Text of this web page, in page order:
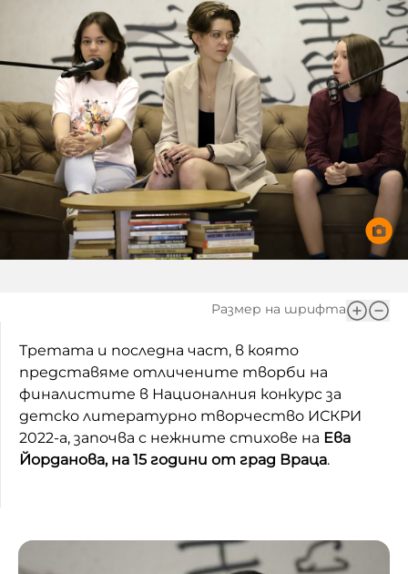
Нашите гости
Фантазирай
Приказки
История на изкуството
Музикална кутийка
От соул до рокендрол
Междучасие
Златната ябълка
Непознатите думи
Като Айнщайн
Домашен любимец
Кои сме ние?
За вас, родители
БНР
БНР Новини
Архивен фонд на БНР
Размер на шрифта
Третата и последна част, в която
представяме отличените творби на
финалистите в Националния конкурс за
детско литературно творчество ИСКРИ
2022-а, започва с нежните стихове на Ева
Йорданова, на 15 години от град Враца.